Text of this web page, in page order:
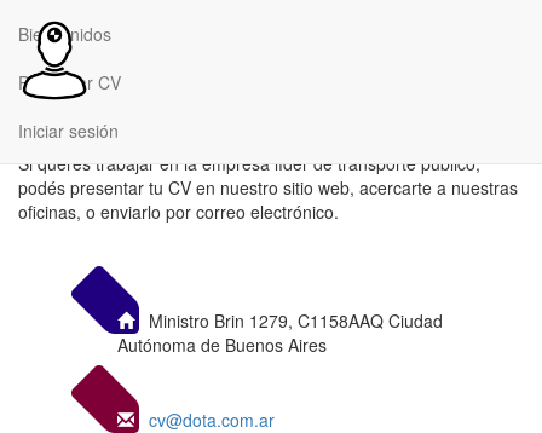
Bienvenidos
Presentar CV
Iniciar sesión
Bienvenidos.
Si querés trabajar en la empresa líder de transporte público,
podés presentar tu CV en nuestro sitio web, acercarte a nuestras
oficinas, o enviarlo por correo electrónico.
Ministro Brin 1279, C1158AAQ Ciudad
Autónoma de Buenos Aires
cv@dota.com.ar